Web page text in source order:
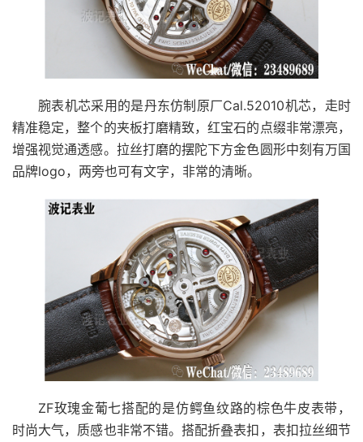
腕表机芯采用的是丹东仿制原厂Cal.52010机芯，走时
精准稳定，整个的夹板打磨精致，红宝石的点缀非常漂亮，
增强视觉通透感。拉丝打磨的摆陀下方金色圆形中刻有万国
品牌logo，两旁也可有文字，非常的清晰。
ZF玫瑰金葡七搭配的是仿鳄鱼纹路的棕色牛皮表带，
时尚大气，质感也非常不错。搭配折叠表扣，表扣拉丝细节